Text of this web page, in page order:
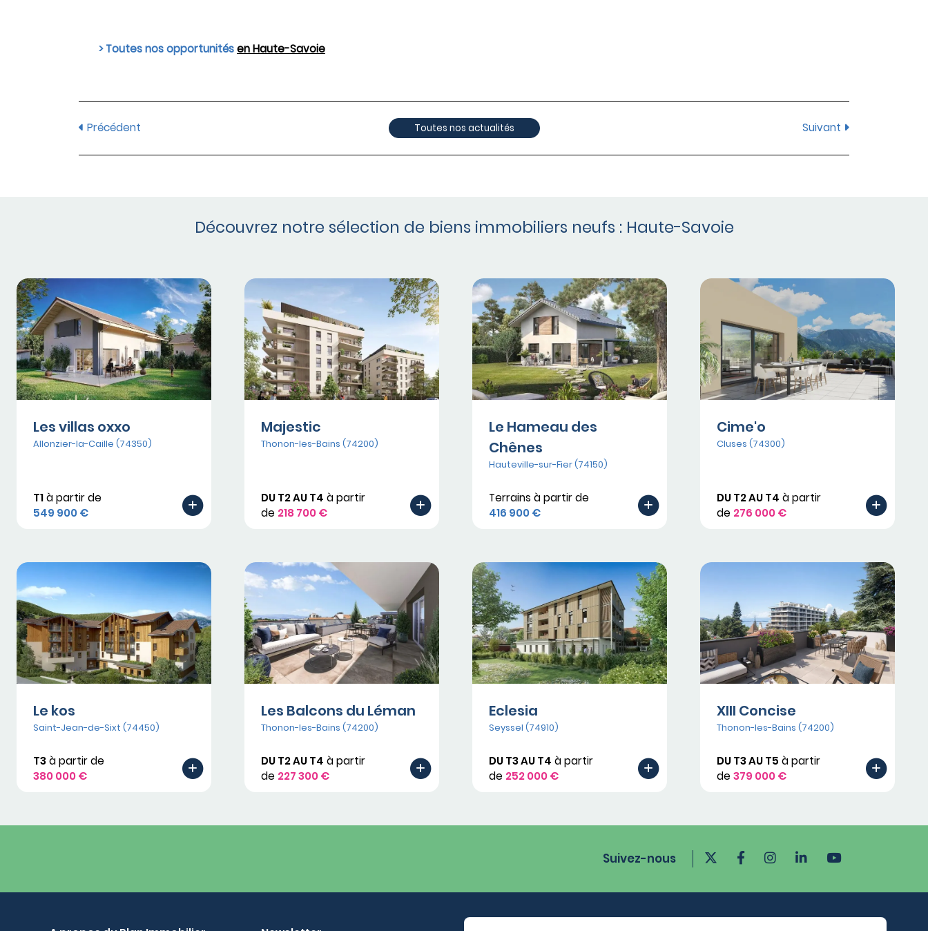
> Toutes nos opportunitésen Haute-Savoie
Précédent Toutes nos actualités Suivant
Découvrez notre sélection de biens immobiliers neufs : Haute-Savoie
Les villas oxxo
Allonzier-la-Caille (74350)
T1à partir de
549 900 €
Majestic
Thonon-les-Bains (74200)
DU T2 AU T4 à partir
de 218 700 €
Le Hameau des
Chênes
Hauteville-sur-Fier (74150)
Terrains à partir de
416 900 €
Cime'o
Cluses (74300)
DU T2 AU T4 à partir
de 276 000 €
Le kos
Saint-Jean-de-Sixt (74450)
T3à partir de
380 000 €
Les Balcons du Léman
Thonon-les-Bains (74200)
DU T2 AU T4 à partir
de 227 300 €
Eclesia
Seyssel (74910)
DU T3 AU T4 à partir
de 252 000 €
XIII Concise
Thonon-les-Bains (74200)
DU T3 AU T5 à partir
de 379 000 €
Suivez-nous